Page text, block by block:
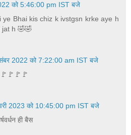
को 5:46:00 pm IST बजे
Bhai kis chiz k ivstgsn krke aye h
h 🤣🤣
2022 को 7:22:00 am IST बजे
2023 को 10:45:00 pm IST बजे
ही बैस